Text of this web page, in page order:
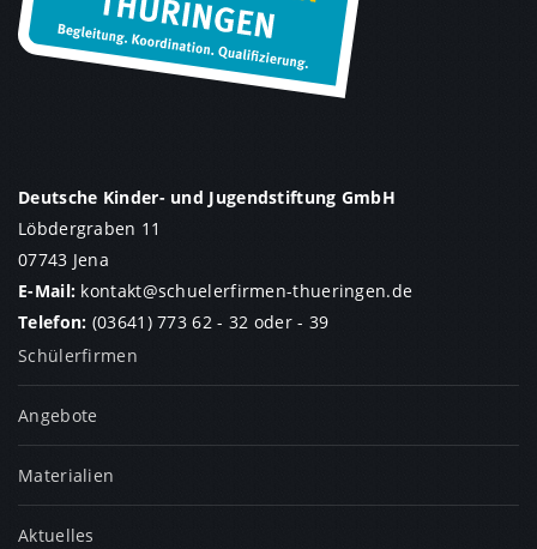
Deutsche Kinder- und Jugendstiftung GmbH
Löbdergraben 11
07743 Jena
E-Mail: kontakt@schuelerfirmen-thueringen.de
Telefon: (03641) 773 62 - 32 oder- 39
Schülerfirmen
Angebote
Materialien
Aktuelles